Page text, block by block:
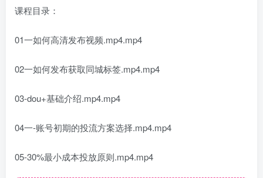
课程目录：
01一如何高清发布视频.mp4.mp4
02一如何发布获取同城标签.mp4.mp4
03-dou+基础介绍.mp4.mp4
04一-账号初期的投流方案选择.mp4.mp4
05-30%最小成本投放原则.mp4.mp4